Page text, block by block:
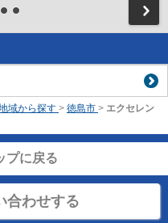
域から探す > 徳島市 > エクセレン
プに戻る
合わせする